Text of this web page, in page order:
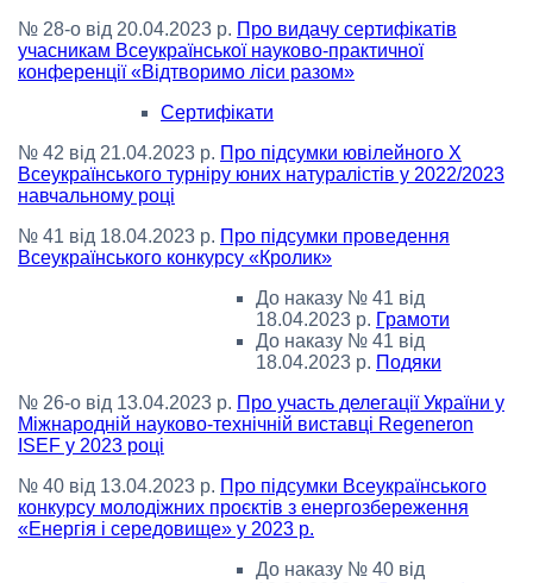
№ 28-о від 20.04.2023 р. Про видачу сертифікатів
учасникам Всеукраїнської науково-практичної
конференції «Відтворимо ліси разом»
Сертифікати
№ 42 від 21.04.2023 р. Про підсумки ювілейного Х
Всеукраїнського турніру юних натуралістів у 2022/2023
навчальному році
№ 41 від 18.04.2023 р. Про підсумки проведення
Всеукраїнського конкурсу «Кролик»
До наказу № 41 від
18.04.2023 р. Грамоти
До наказу № 41 від
18.04.2023 р. Подяки
№ 26-о від 13.04.2023 р. Про участь делегації України у
Міжнародній науково-технічній виставці Regeneron
ISEF у 2023 році
№ 40 від 13.04.2023 р. Про підсумки Всеукраїнського
конкурсу молодіжних проєктів з енергозбереження
«Енергія і середовище» у 2023 р.
До наказу № 40 від